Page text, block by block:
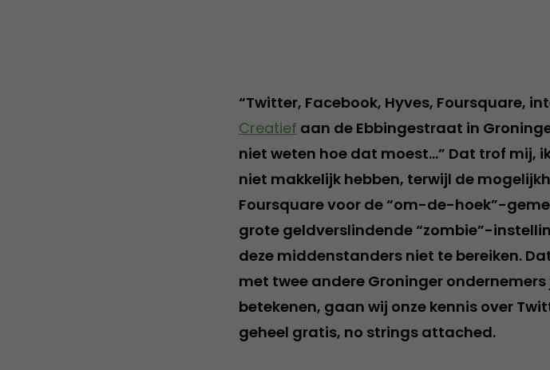
“Twitter, Facebook, Hyves, Foursquare,
Creatief aan de Ebbingestraat in
niet weten hoe dat moest…” Dat trof mij,
niet makkelijk hebben, terwijl de
Foursquare voor de “om-de-hoek”-
grote geldverslindende “zombie”-
deze middenstanders niet te bereiken.
met twee andere Groninger
betekenen, gaan wij onze kennis over
geheel gratis, no strings attached.